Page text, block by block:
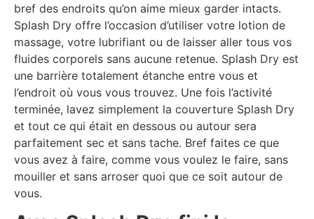
bref des endroits qu’on aime mieux garder intacts.
Splash Dry offre l’occasion d’utiliser votre lotion de
massage, votre lubrifiant ou de laisser aller tous vos
fluides corporels sans aucune retenue. Splash Dry est
une barrière totalement étanche entre vous et
l’endroit où vous vous trouvez. Une fois l’activité
terminée, lavez simplement la couverture Splash Dry
et tout ce qui était en dessous ou autour sera
parfaitement sec et sans tache. Bref faites ce que
vous avez à faire, comme vous voulez le faire, sans
mouiller et sans arroser quoi que ce soit autour de
vous.